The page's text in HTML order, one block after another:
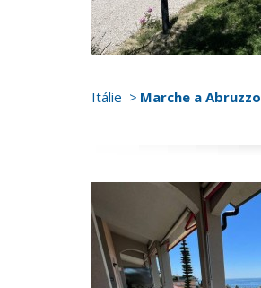
Itálie Marche a Abruzzo